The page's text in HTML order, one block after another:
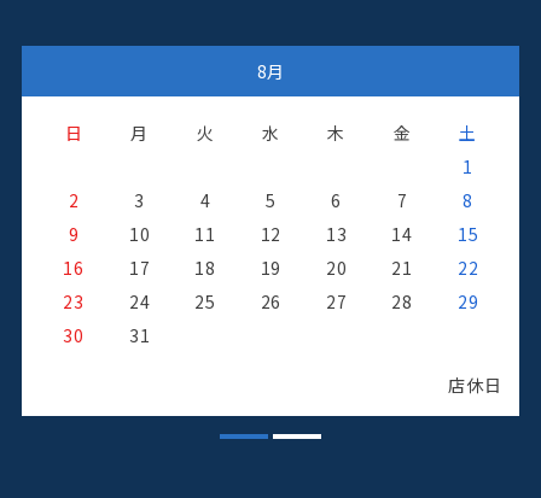
8月
日 月 火 水 木 金
土
1
2
3 4 5 6 7
8
9
10 11 12 13 14
15
16
17 18 19 20 21
22
23
24 25 26 27 28
29
30
31
店休日